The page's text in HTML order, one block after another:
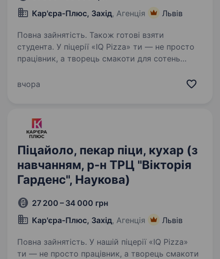
Кар'єра-Плюс, Захід, Агенція Львів
Повна зайнятість. Також готові взяти
студента. У піцерії «IQ Pizza» ти — не просто
працівник, а творець смакоти для сотень
у команду піцайоло, який готує не просто
вчора
Піцайоло, пекар піци, кухар (з
навчанням, р-н ТРЦ "Вікторія
Гарденс", Наукова)
27 200 – 34 000 грн
Кар'єра-Плюс, Захід, Агенція Львів
Повна зайнятість. У нашій піцерії «IQ Pizza»
ти — не просто працівник, а творець смакоти